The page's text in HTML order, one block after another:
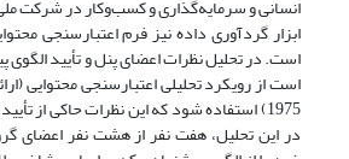
انسانی و سرمایه‌گذاری و کسب‌و‌کار در شرکت
ابزار گردآوری داده نیز فرم اعتبارسنجی
است. در تحلیل نظرات اعضای پنل و تأیید
است از رویکرد تحلیلی اعتبارسنجی محتوایی
1975) استفاده شود که این نظرات حاکی از
در این تحلیل، هفت نفر از هشت نفر اعضای